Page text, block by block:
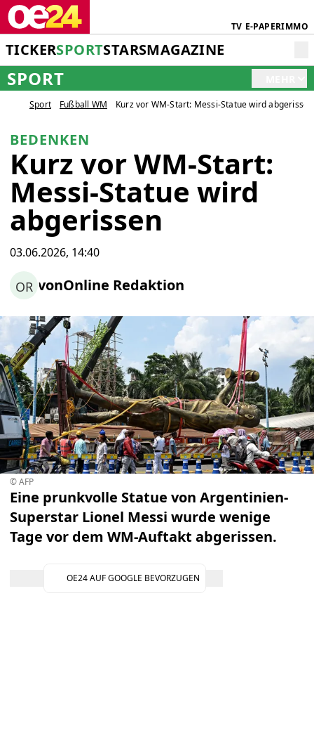
TV E-PAPERIMMO
TICKERSPORTSTARSMAGAZINE
SPORT
Sport Fußball WM Kurz vor WM-Start: Messi-Statue wird abgerissen
BEDENKEN
Kurz vor WM-Start:
Messi-Statue wird
abgerissen
03.06.2026, 14:40
OR vonOnline Redaktion
© AFP
Eine prunkvolle Statue von Argentinien-
Superstar Lionel Messi wurde wenige
Tage vor dem WM-Auftakt abgerissen.
OE24 AUF GOOGLE BEVORZUGEN